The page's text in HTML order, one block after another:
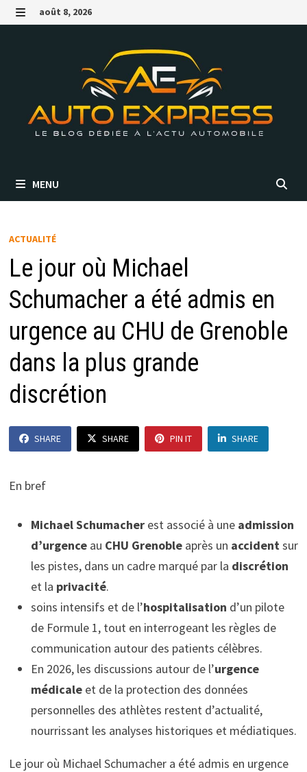
Passer
au MENU
août 8, 2026
MENU
ACTUALITÉ
Le jour où Michael
Schumacher a été admis en
urgence au CHU de Grenoble
dans la plus grande
discrétion
SHARE SHARE PIN IT SHARE
En bref
Michael Schumacherest associé à une admission
d’urgenceau CHU Grenobleaprès un accidentsur
les pistes, dans un cadre marqué par la discrétion
et la privacité.
soins intensifs et de l’hospitalisation d’un pilote
de Formule 1, tout en interrogeant les règles de
communication autour des patients célèbres.
En 2026, les discussions autour de l’urgence
médicaleet de la protection des données
personnelles des athlètes restent d’actualité,
nourrissant les analyses historiques et médiatiques.
Le jour où Michael Schumacher a été admis en urgence